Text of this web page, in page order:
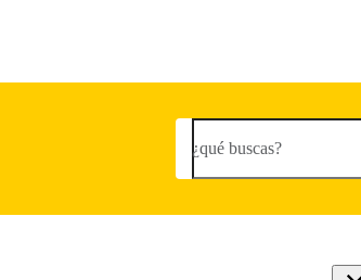
¿qué buscas?